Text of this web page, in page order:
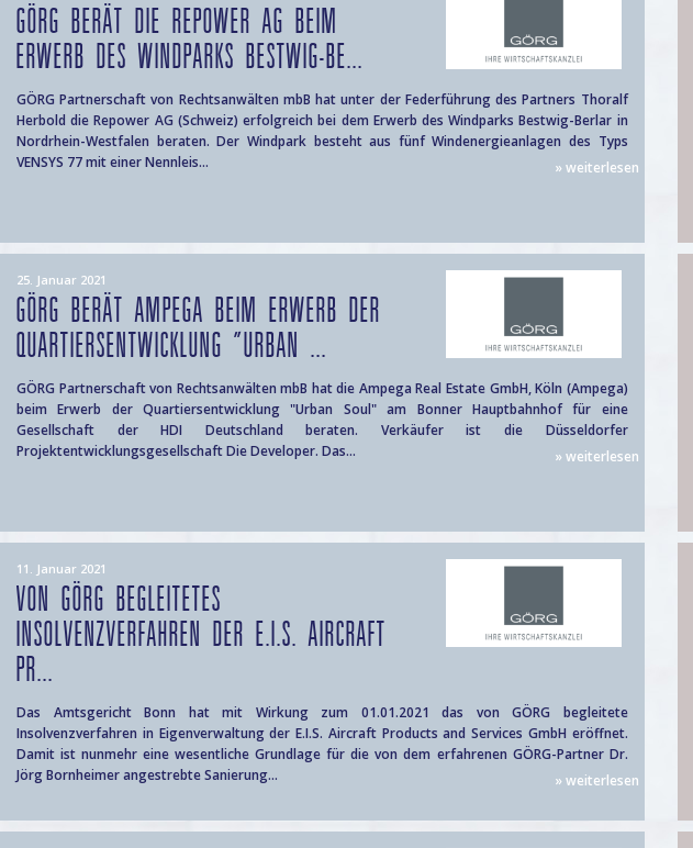
GÖRG BERÄT DIE REPOWER AG BEIM
ERWERB DES WINDPARKS BESTWIG-BE...
GÖRG Partnerschaft von Rechtsanwälten mbB hat unter der Federführung des Partners Thoralf
Herbold die Repower AG (Schweiz) erfolgreich bei dem Erwerb des Windparks Bestwig-Berlar in
Nordrhein-Westfalen beraten. Der Windpark besteht aus fünf Windenergieanlagen des Typs
VENSYS 77 mit einer Nennleis...
» weiterlesen
25. Januar 2021
GÖRG BERÄT AMPEGA BEIM ERWERB DER
QUARTIERSENTWICKLUNG "URBAN ...
GÖRG Partnerschaft von Rechtsanwälten mbB hat die Ampega Real Estate GmbH, Köln (Ampega)
beim Erwerb der Quartiersentwicklung "Urban Soul" am Bonner Hauptbahnhof für eine
Gesellschaft der HDI Deutschland beraten. Verkäufer ist die Düsseldorfer
Projektentwicklungsgesellschaft Die Developer. Das...
» weiterlesen
11. Januar 2021
VON GÖRG BEGLEITETES
INSOLVENZVERFAHREN DER E.I.S. AIRCRAFT
PR...
Das Amtsgericht Bonn hat mit Wirkung zum 01.01.2021 das von GÖRG begleitete
Insolvenzverfahren in Eigenverwaltung der E.I.S. Aircraft Products and Services GmbH eröffnet.
Damit ist nunmehr eine wesentliche Grundlage für die von dem erfahrenen GÖRG-Partner Dr.
Jörg Bornheimer angestrebte Sanierung...
» weiterlesen